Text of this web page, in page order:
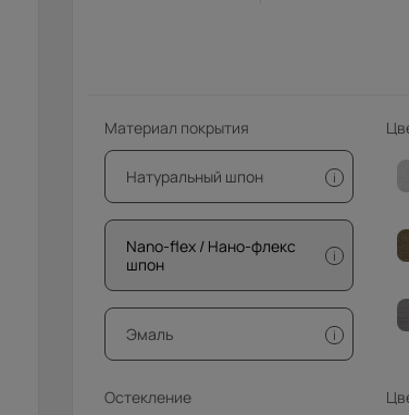
Материал покрытия
Натуральный шпон i
Nano-flex / Нано-флекс
шпон
i
Эмаль i
Остекление